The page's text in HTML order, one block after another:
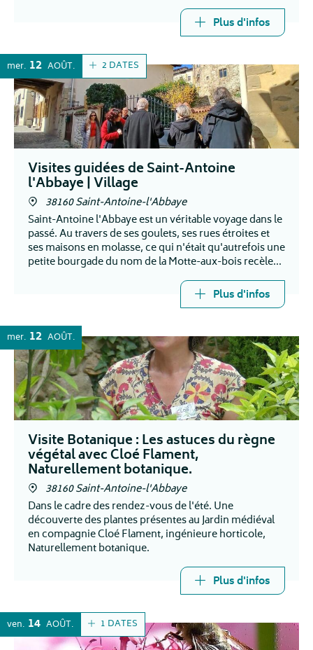
Plus d'infos
2 DATES
mer. 12 AOÛT
Visites guidées de Saint-Antoine
l'Abbaye | Village
38160 Saint-Antoine-l'Abbaye
Saint-Antoine l'Abbaye est un véritable voyage dans le
passé. Au travers de ses goulets, ses rues étroites et
ses maisons en molasse, ce qui n'était qu'autrefois une
petite bourgade du nom de la Motte-aux-bois recèle
Plus d'infos
mer. 12 AOÛT
Visite Botanique : Les astuces du règne
végétal avec Cloé Flament,
Naturellement botanique.
38160 Saint-Antoine-l'Abbaye
Dans le cadre des rendez-vous de l'été. Une
découverte des plantes présentes au Jardin médiéval
en compagnie Cloé Flament, ingénieure horticole,
Naturellement botanique.
Plus d'infos
1 DATES
ven. 14 AOÛT